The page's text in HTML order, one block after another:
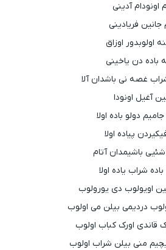
اونودام آدینی
جانین فریادینی
اولوبدور اوزاق
باده دن یاخینی
غصه نی باشدان آلا
آغیل اونودا
دولو باده اولا
پیاده اولا
شئیی باشیمدان آتام
شراب یاده اولا
اویولوب دی یورولوب
دردیمی بیلن می اولوب
قاندی اورک کباب اولوب
منی بیلن شراب اولوب